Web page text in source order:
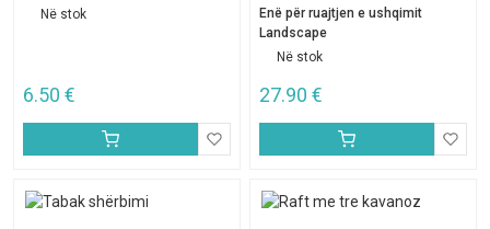
Në stok
6.50 €
Enë për ruajtjen e ushqimit
Landscape
Në stok
27.90 €